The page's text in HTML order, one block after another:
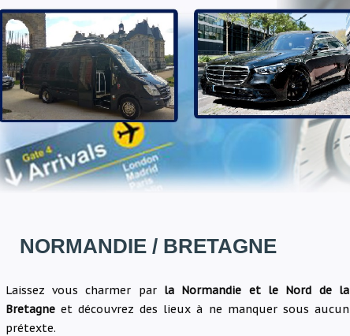
NORMANDIE / BRETAGNE
Laissez vous charmer par la Normandie et le Nord de la
Bretagneet découvrez des lieux à ne manquer sous aucun
prétexte.